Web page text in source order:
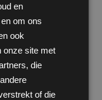
en
om ons
ook
onze site met
die
of die